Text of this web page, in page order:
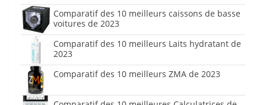
Comparatif des 10 meilleurs caissons de basse
voitures de 2023
Comparatif des 10 meilleurs Laits hydratant de
2023
Comparatif des 10 meilleurs ZMA de 2023